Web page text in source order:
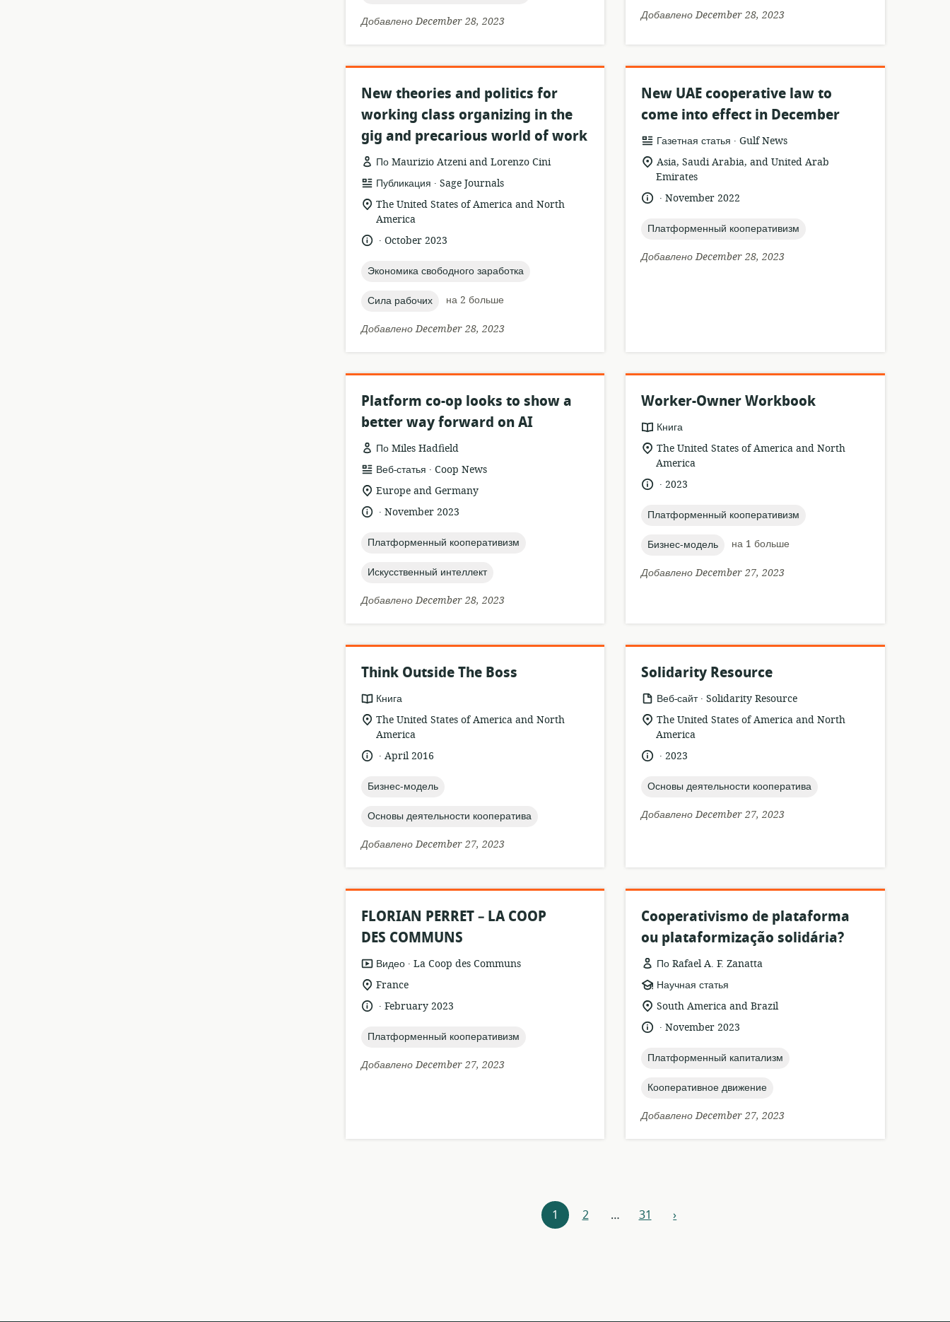
Добавлено December 28, 2023
Добавлено December 28, 2023
New theories and politics for
working class organizing in the
gig and precarious world of work
По Maurizio Atzeni and Lorenzo Cini
формат
ресурса:
Публикация .
издатель:
Sage Journals
актуальное
местонахождение:
The United States of America and North
America
язык:
.
опубликовано
October 2023
topic:
Экономика свободного заработка
topic:
Сила рабочих
на 2 больше
Добавлено December 28, 2023
New UAE cooperative law to
come into effect in December
формат
ресурса:
Газетная статья .
издатель:
Gulf News
актуальное
местонахождение:
Asia, Saudi Arabia, and United Arab
Emirates
язык:.
опубликовано
November 2022
topic:
Платформенный кооперативизм
Добавлено December 28, 2023
Platform co-op looks to show a
better way forward on AI
По Miles Hadfield
формат
ресурса:
Веб-статья .
издатель:
Coop News
актуальное
местонахождение:
Europe and Germany
язык:
.
опубликовано
November 2023
topic:
Платформенный кооперативизм
topic:
Искусственный интеллект
Добавлено December 28, 2023
Worker-Owner Workbook
формат
ресурса:
Книга
актуальное
местонахождение:
The United States of America and North
America
язык:.
опубликовано
2023
topic:
Платформенный кооперативизм
topic:
Бизнес-модель
на 1 больше
Добавлено December 27, 2023
Think Outside The Boss
формат
ресурса:
Книга
актуальное
местонахождение:
The United States of America and North
America
язык:
.
опубликовано
April 2016
topic:
Бизнес-модель
topic:
Основы деятельности кооператива
Добавлено December 27, 2023
Solidarity Resource
формат
ресурса:
Веб-сайт .
издатель:
Solidarity Resource
актуальное
местонахождение:
The United States of America and North
America
язык:.
опубликовано
2023
topic:
Основы деятельности кооператива
Добавлено December 27, 2023
FLORIAN PERRET – LA COOP
DES COMMUNS
формат
ресурса:
Видео .
издатель:
La Coop des Communs
актуальное
местонахождение:
France
язык:
.
опубликовано
February 2023
topic:
Платформенный кооперативизм
Добавлено December 27, 2023
Cooperativismo de plataforma
ou plataformização solidária?
По Rafael A. F. Zanatta
формат
ресурса:
Научная статья
актуальное
местонахождение:
South America and Brazil
язык:.
опубликовано
November 2023
topic:
Платформенный капитализм
topic:
Кооперативное движение
Добавлено December 27, 2023
1 2 … 31 вперед
›